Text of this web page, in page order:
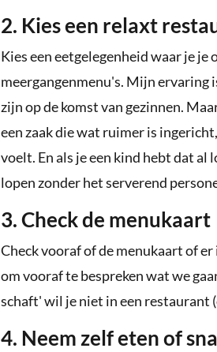
2. Kies een relaxt
Kies een eetgelegenheid waar je
meergangenmenu's. Mijn ervaring
zijn op de komst van gezinnen.
een zaak die wat ruimer is
voelt. En als je een kind hebt dat al
lopen zonder het serverend
3. Check de menukaart
Check vooraf of de menukaart of
om vooraf te bespreken wat we
schaft' wil je niet in een restaurant
4. Neem zelf eten of